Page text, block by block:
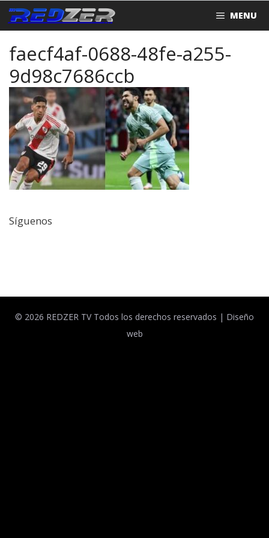
Saltar
al
MENU
faecf4af-0688-48fe-a255-
9d98c7686ccb
Síguenos
© 2026 REDZER TV Todos los derechos reservados | Diseño
web